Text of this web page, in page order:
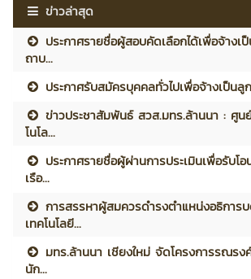
ข่าวล่าสุด
ประกาศรายชื่อผู้สอบคัดเลือกได้เพื่อจ้างเ
ถาบ...
ประกาศรับสมัครบุคคลทั่วไปเพื่อจ้างเป็นลู
ข่าวประชาสัมพันธ์ สวส.มทร.ล้านนา : ศูน
โนโล...
ประกาศรายชื่อผู้ผ่านการประเมินเพื่อรับโ
เรือ...
การสรรหาผู้สมควรดำรงตำแหน่งอธิการ
เทคโนโลยี...
มทร.ล้านนา เชียงใหม่ จัดโครงการรณร
นัก...